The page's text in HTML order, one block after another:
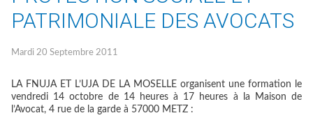
PATRIMONIALE DES AVOCATS
Mardi 20 Septembre 2011
LA FNUJA ET L’UJA DE LA MOSELLE organisent une formation le
vendredi 14 octobre de 14 heures à 17 heures à la Maison de
l’Avocat, 4 rue de la garde à 57000 METZ :